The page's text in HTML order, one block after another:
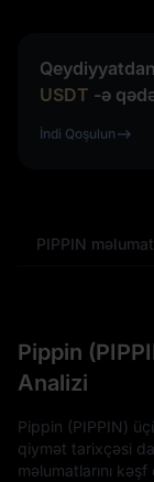
USDT -ə
İndi Qoşulun
PIPPIN məlumat
Pippin
Analizi
Pippin (PIPPIN)
qiymət tarixçəsi
məlumatlarını